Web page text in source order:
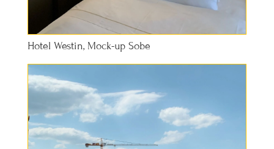
Hotel Westin, Mock-up Sobe